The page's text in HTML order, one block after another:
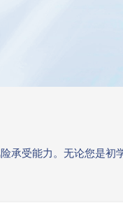
承受能力。无论您是初